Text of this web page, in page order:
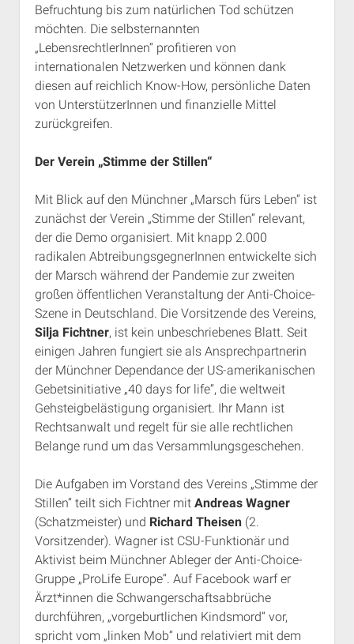
Befruchtung bis zum natürlichen Tod schützen
möchten. Die selbsternannten
„LebensrechtlerInnen“ profitieren von
internationalen Netzwerken und können dank
diesen auf reichlich Know-How, persönliche Daten
von UnterstützerInnen und finanzielle Mittel
zurückgreifen.
Der Verein „Stimme der Stillen“
Mit Blick auf den Münchner „Marsch fürs Leben“ ist
zunächst der Verein „Stimme der Stillen“ relevant,
der die Demo organisiert. Mit knapp 2.000
radikalen AbtreibungsgegnerInnen entwickelte sich
der Marsch während der Pandemie zur zweiten
großen öffentlichen Veranstaltung der Anti-Choice-
Szene in Deutschland. Die Vorsitzende des Vereins,
Silja Fichtner, ist kein unbeschriebenes Blatt. Seit
einigen Jahren fungiert sie als Ansprechpartnerin
der Münchner Dependance der US-amerikanischen
Gebetsinitiative „40 days for life“, die weltweit
Gehsteigbelästigung organisiert. Ihr Mann ist
Rechtsanwalt und regelt für sie alle rechtlichen
Belange rund um das Versammlungsgeschehen.
Die Aufgaben im Vorstand des Vereins „Stimme der
Stillen“ teilt sich Fichtner mit Andreas Wagner
(Schatzmeister) und Richard Theisen(2.
Vorsitzender). Wagner ist CSU-Funktionär und
Aktivist beim Münchner Ableger der Anti-Choice-
Gruppe „ProLife Europe“. Auf Facebook warf er
Ärzt*innen die Schwangerschaftsabbrüche
durchführen, „vorgeburtlichen Kindsmord“ vor,
spricht vom „linken Mob“ und relativiert mit dem